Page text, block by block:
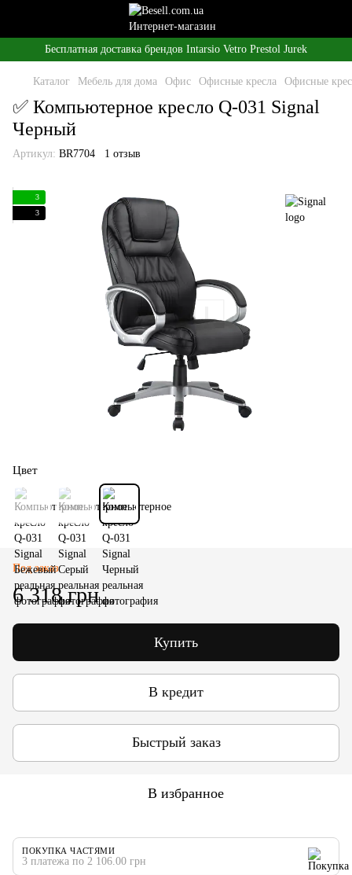
Бесплатная доставка брендов Intarsio Vetro Prestol Jurek
Каталог Мебель для дома Офис Офисные кресла Офисные
✅ Компьютерное кресло Q-031 Signal
Черный
Артикул: BR7704 1 отзыв
3
3
Цвет
Под заказ
6 318 грн
Купить
В кредит
Быстрый заказ
В избранное
ПОКУПКА ЧАСТЯМИ
3 платежа по 2 106.00 грн